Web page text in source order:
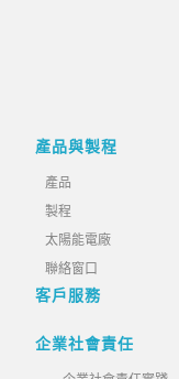
產品與製程
產品
製程
太陽能電廠
聯絡窗口
客戶服務
企業社會責任